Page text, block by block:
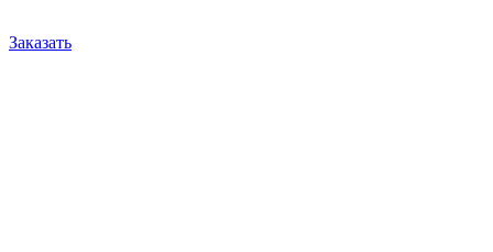
Заказать